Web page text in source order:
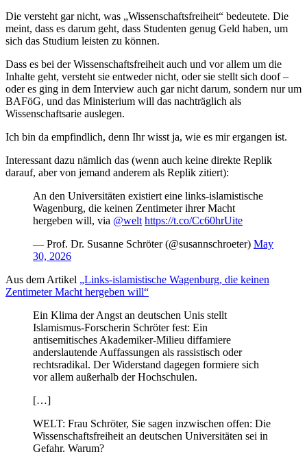
Die versteht gar nicht, was „Wissenschaftsfreiheit“ bedeutete. Die
meint, dass es darum geht, dass Studenten genug Geld haben, um
sich das Studium leisten zu können.
Dass es bei der Wissenschaftsfreiheit auch und vor allem um die
Inhalte geht, versteht sie entweder nicht, oder sie stellt sich doof –
oder es ging in dem Interview auch gar nicht darum, sondern nur um
BAFöG, und das Ministerium will das nachträglich als
Wissenschaftsarie auslegen.
Ich bin da empfindlich, denn Ihr wisst ja, wie es mir ergangen ist.
Interessant dazu nämlich das (wenn auch keine direkte Replik
darauf, aber von jemand anderem als Replik zitiert):
An den Universitäten existiert eine links-islamistische
Wagenburg, die keinen Zentimeter ihrer Macht
hergeben will, via @welt https://t.co/Cc60hrUite
— Prof. Dr. Susanne Schröter (@susannschroeter) May
30, 2026
Aus dem Artikel „Links-islamistische Wagenburg, die keinen
Zentimeter Macht hergeben will“
Ein Klima der Angst an deutschen Unis stellt
Islamismus-Forscherin Schröter fest: Ein
antisemitisches Akademiker-Milieu diffamiere
anderslautende Auffassungen als rassistisch oder
rechtsradikal. Der Widerstand dagegen formiere sich
vor allem außerhalb der Hochschulen.
[…]
WELT: Frau Schröter, Sie sagen inzwischen offen: Die
Wissenschaftsfreiheit an deutschen Universitäten sei in
Gefahr. Warum?